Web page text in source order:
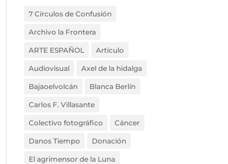
7 Círculos de Confusión
Archivo la Frontera
ARTE ESPAÑOL Artículo
Audiovisual Axel de la hidalga
Bajaoelvolcán Blanca Berlín
Carlos F. Villasante
Colectivo fotográfico Cáncer
Danos Tiempo Donación
El agrimensor de la Luna